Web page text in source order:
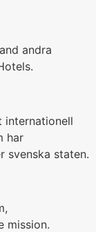
andra
internationell
har
svenska staten.
mission.